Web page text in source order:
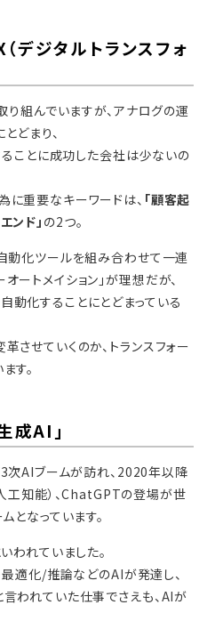
デジタルトランスフォ
り組んでいますが、アナログの運
どまり、
ることに成功した会社は少ないの
に重要なキーワードは、 「顧客起
ンド」 の2つ。
動化ツールを組み合わせて一連
ートメイション」が理想だが、
動化することにとどまっている
させていくのか、トランスフォー
す。
成AI」
次AIブームが訪れ、2020年以降
工知能）、ChatGPTの登場が世
となっています。
われていました。
最適化/推論などのAIが発達し、
われていた仕事でさえも、AIが